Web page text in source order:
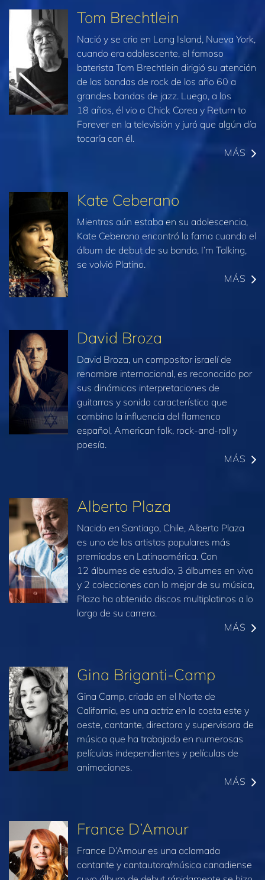
Tom Brechtlein
Nació y se crio en Long Island, Nueva York,
cuando era adolescente, el famoso
baterista Tom Brechtlein dirigió su atención
de las bandas de rock de los año 60 a
grandes bandas de jazz. Luego, a los
18 años, él vio a Chick Corea y Return to
Forever en la televisión y juró que algún día
tocaría con él.
MÁS
Kate Ceberano
Mientras aún estaba en su adolescencia,
Kate Ceberano encontró la fama cuando el
álbum de debut de su banda, I’m Talking,
se volvió Platino.
MÁS
David Broza
David Broza, un compositor israelí de
renombre internacional, es reconocido por
sus dinámicas interpretaciones de
guitarras y sonido característico que
combina la influencia del flamenco
español, American folk, rock-and-roll y
poesía.
MÁS
Alberto Plaza
Nacido en Santiago, Chile, Alberto Plaza
es uno de los artistas populares más
premiados en Latinoamérica. Con
12 álbumes de estudio, 3 álbumes en vivo
y 2 colecciones con lo mejor de su música,
Plaza ha obtenido discos multiplatinos a lo
largo de su carrera.
MÁS
Gina Briganti-Camp
Gina Camp, criada en el Norte de
California, es una actriz en la costa este y
oeste, cantante, directora y supervisora de
música que ha trabajado en numerosas
películas independientes y películas de
animaciones.
MÁS
France D’Amour
France D’Amour es una aclamada
cantante y cantautora/música canadiense